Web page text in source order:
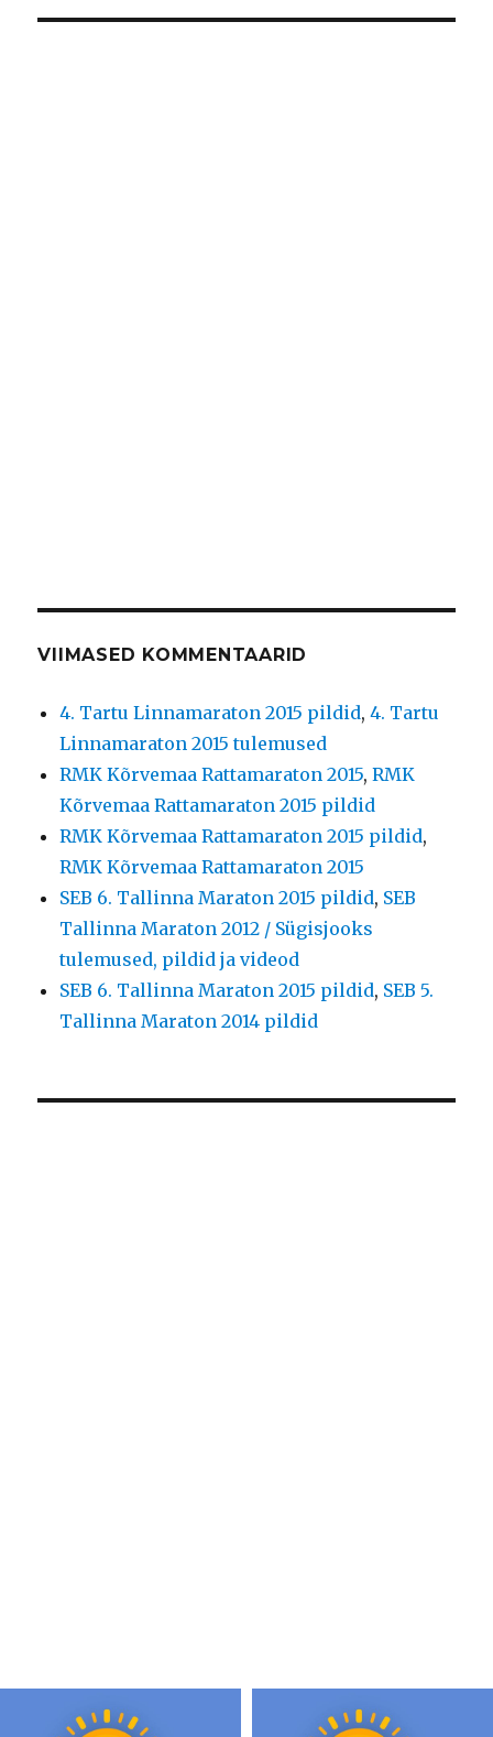
VIIMASED KOMMENTAARID
4. Tartu Linnamaraton 2015 pildid,4. Tartu
Linnamaraton 2015 tulemused
RMK Kõrvemaa Rattamaraton 2015,RMK
Kõrvemaa Rattamaraton 2015 pildid
RMK Kõrvemaa Rattamaraton 2015 pildid,
RMK Kõrvemaa Rattamaraton 2015
SEB 6. Tallinna Maraton 2015 pildid, SEB
Tallinna Maraton 2012 / Sügisjooks
tulemused, pildid ja videod
SEB 6. Tallinna Maraton 2015 pildid, SEB 5.
Tallinna Maraton 2014 pildid